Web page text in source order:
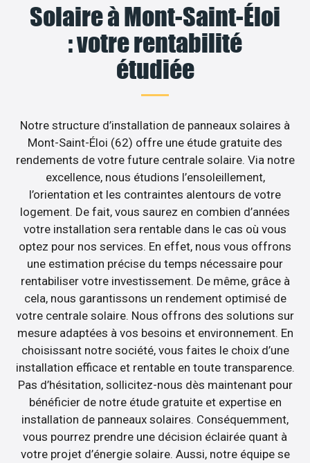
Solaire à Mont-Saint-Éloi
: votre rentabilité
étudiée
Notre structure d’installation de panneaux solaires à
Mont-Saint-Éloi (62) offre une étude gratuite des
rendements de votre future centrale solaire. Via notre
excellence, nous étudions l’ensoleillement,
l’orientation et les contraintes alentours de votre
logement. De fait, vous saurez en combien d’années
votre installation sera rentable dans le cas où vous
optez pour nos services. En effet, nous vous offrons
une estimation précise du temps nécessaire pour
rentabiliser votre investissement. De même, grâce à
cela, nous garantissons un rendement optimisé de
votre centrale solaire. Nous offrons des solutions sur
mesure adaptées à vos besoins et environnement. En
choisissant notre société, vous faites le choix d’une
installation efficace et rentable en toute transparence.
Pas d’hésitation, sollicitez-nous dès maintenant pour
bénéficier de notre étude gratuite et expertise en
installation de panneaux solaires. Conséquemment,
vous pourrez prendre une décision éclairée quant à
votre projet d’énergie solaire. Aussi, notre équipe se